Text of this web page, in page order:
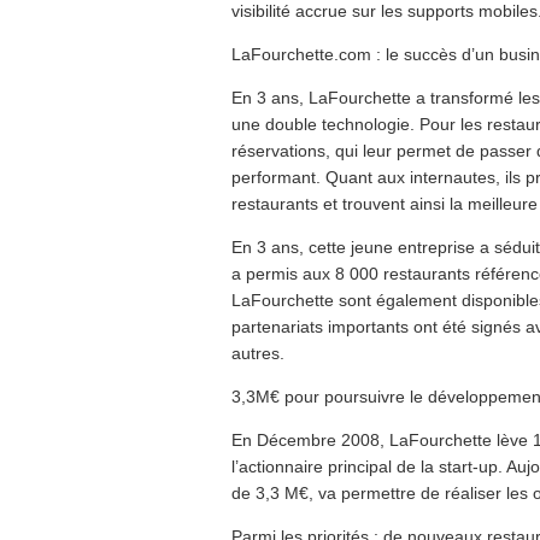
visibilité accrue sur les supports
LaFourchette.com : le succès d’un
En 3 ans, LaFourchette a transformé
une double technologie. Pour les
réservations, qui leur permet de
performant. Quant aux internautes, ils
restaurants et trouvent ainsi la
En 3 ans, cette jeune entreprise a
a permis aux 8 000 restaurants
LaFourchette sont également
partenariats importants ont été signés
autres.
3,3M€ pour poursuivre le
En Décembre 2008, LaFourchette lève
l’actionnaire principal de la start-up.
de 3,3 M€, va permettre de réaliser les
Parmi les priorités : de nouveaux